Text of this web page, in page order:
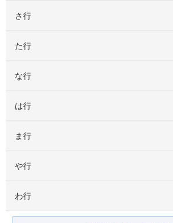
さ行
た行
な行
は行
ま行
や行
わ行